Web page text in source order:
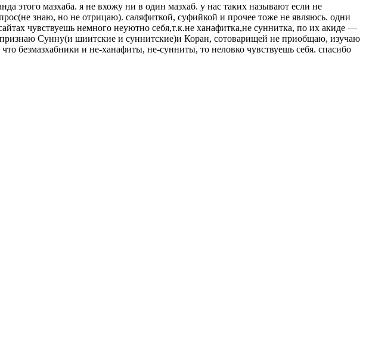
этого мазхаба. я не вхожу ни в один мазхаб. у нас таких называют если не
знаю, но не отрицаю). саляфиткой, суфийкой и прочее тоже не являюсь. одни
чувствуешь немного неуютно себя,т.к.не ханафитка,не суннитка, по их акиде —
признаю Сунну(и шиитские и суннитские)и Коран, сотоварищей не приобщаю, изучаю
безмазхабники и не-ханафиты, не-сунниты, то неловко чувствуешь себя. спасибо